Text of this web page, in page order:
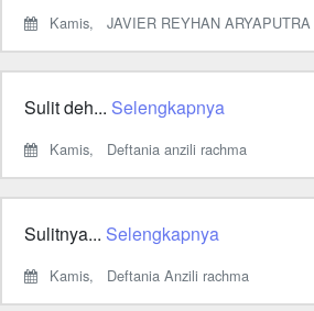
Kamis, JAVIER REYHAN ARYAPUTRA
Sulit deh... Selengkapnya
Kamis, Deftania anzili rachma
Sulitnya... Selengkapnya
Kamis, Deftania Anzili rachma